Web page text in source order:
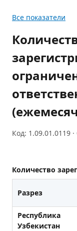
Все показатели
Код: 1.09.01.0119
Количество
Разрез
Республика
Узбекистан